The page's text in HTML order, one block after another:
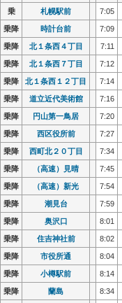
乗 札幌駅前 7:05
乗降 時計台前 7:09
乗降 北１条西４丁目 7:11
乗降 北１条西７丁目 7:12
乗降 北１条西１２丁目 7:14
乗降 道立近代美術館 7:16
乗降 円山第一鳥居 7:20
乗降 西区役所前 7:27
乗降 西町北２０丁目 7:34
乗降 （高速）見晴 7:45
乗降 （高速）新光 7:54
乗降 潮見台 7:59
乗降 奥沢口 8:01
乗降 住吉神社前 8:02
乗降 市役所通 8:04
乗降 小樽駅前 8:14
乗降 蘭島 8:34
乗 札幌駅前 7:05
乗降 時計台前 7:09
乗降 北１条西４丁目 7:11
乗降 北１条西７丁目 7:12
乗降 北１条西１２丁目 7:14
乗降 道立近代美術館 7:16
乗降 円山第一鳥居 7:20
乗降 西区役所前 7:27
乗降 西町北２０丁目 7:34
乗降 （高速）見晴 7:45
乗降 （高速）新光 7:54
乗降 潮見台 7:59
乗降 奥沢口 8:01
乗降 住吉神社前 8:02
乗降 市役所通 8:04
乗降 小樽駅前 8:14
乗降 蘭島 8:34